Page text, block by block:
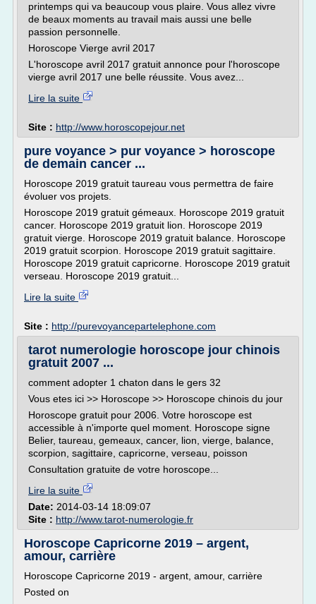
printemps qui va beaucoup vous plaire. Vous allez vivre
de beaux moments au travail mais aussi une belle
passion personnelle.
Horoscope Vierge avril 2017
L'horoscope avril 2017 gratuit annonce pour l'horoscope
vierge avril 2017 une belle réussite. Vous avez...
Lire la suite
Site : http://www.horoscopejour.net
pure voyance > pur voyance > horoscope
de demain cancer ...
Horoscope 2019 gratuit taureau vous permettra de faire
évoluer vos projets.
Horoscope 2019 gratuit gémeaux. Horoscope 2019 gratuit
cancer. Horoscope 2019 gratuit lion. Horoscope 2019
gratuit vierge. Horoscope 2019 gratuit balance. Horoscope
2019 gratuit scorpion. Horoscope 2019 gratuit sagittaire.
Horoscope 2019 gratuit capricorne. Horoscope 2019 gratuit
verseau. Horoscope 2019 gratuit...
Lire la suite
Site : http://purevoyancepartelephone.com
tarot numerologie horoscope jour chinois
gratuit 2007 ...
comment adopter 1 chaton dans le gers 32
Vous etes ici >> Horoscope >> Horoscope chinois du jour
Horoscope gratuit pour 2006. Votre horoscope est
accessible à n'importe quel moment. Horoscope signe
Belier, taureau, gemeaux, cancer, lion, vierge, balance,
scorpion, sagittaire, capricorne, verseau, poisson
Consultation gratuite de votre horoscope...
Lire la suite
Date: 2014-03-14 18:09:07
Site : http://www.tarot-numerologie.fr
Horoscope Capricorne 2019 – argent,
amour, carrière
Horoscope Capricorne 2019 - argent, amour, carrière
Posted on